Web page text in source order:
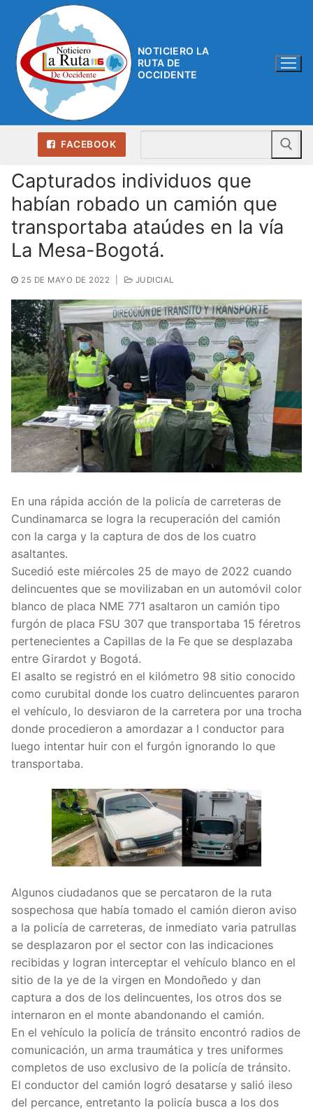
contenido
NOTICIERO LA
RUTA DE
OCCIDENTE
FACEBOOK
Capturados individuos que
habían robado un camión que
transportaba ataúdes en la vía
La Mesa-Bogotá.
25 DE MAYO DE 2022 JUDICIAL
En una rápida acción de la policía de carreteras de
Cundinamarca se logra la recuperación del camión
con la carga y la captura de dos de los cuatro
asaltantes.
Sucedió este miércoles 25 de mayo de 2022 cuando
delincuentes que se movilizaban en un automóvil color
blanco de placa NME 771 asaltaron un camión tipo
furgón de placa FSU 307 que transportaba 15 féretros
pertenecientes a Capillas de la Fe que se desplazaba
entre Girardot y Bogotá.
El asalto se registró en el kilómetro 98 sitio conocido
como curubital donde los cuatro delincuentes pararon
el vehículo, lo desviaron de la carretera por una trocha
donde procedieron a amordazar a l conductor para
luego intentar huir con el furgón ignorando lo que
transportaba.
Algunos ciudadanos que se percataron de la ruta
sospechosa que había tomado el camión dieron aviso
a la policía de carreteras, de inmediato varia patrullas
se desplazaron por el sector con las indicaciones
recibidas y logran interceptar el vehículo blanco en el
sitio de la ye de la virgen en Mondoñedo y dan
captura a dos de los delincuentes, los otros dos se
internaron en el monte abandonando el camión.
En el vehículo la policía de tránsito encontró radios de
comunicación, un arma traumática y tres uniformes
completos de uso exclusivo de la policía de tránsito.
El conductor del camión logró desatarse y salió ileso
del percance, entretanto la policía busca a los dos